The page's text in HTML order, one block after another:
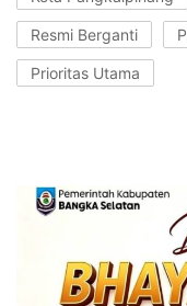
Resmi Berganti
Prioritas Utama